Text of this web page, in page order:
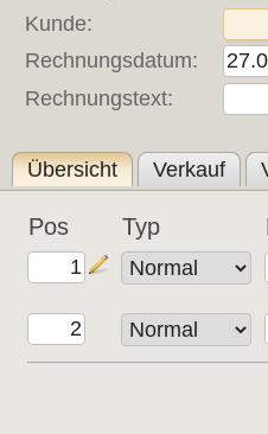
Kunde:
Rechnungsdatum:
Rechnungstext:
Übersicht Verkauf
Pos Typ